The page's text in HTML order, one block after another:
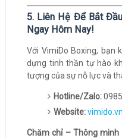
5. Liên Hệ Để Bắt
Ngay Hôm Nay!
Với VimiDo Boxing, bạn
dựng tinh thần tự hào
tượng của sự nỗ lực và
Hotline/Zalo:
Website:vimido.vn
Chăm chỉ – Thông